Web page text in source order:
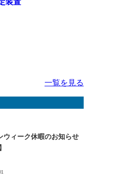
装置
一覧を見る
ウィーク休暇のお知らせ